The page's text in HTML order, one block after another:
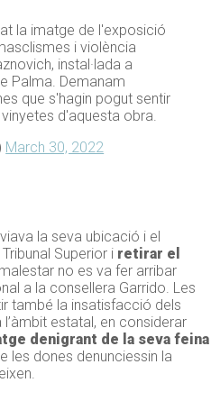
la imatge de l'exposició
i violència
instal·lada a
Palma. Demanam
que s'hagin pogut sentir
d'aquesta obra.
March 30, 2022
la seva ubicació i el
Superior i retirar el
no es va fer arribar
a la consellera Garrido. Les
també la insatisfacció dels
estatal, en considerar
denigrant de la seva feina
les dones denunciessin la